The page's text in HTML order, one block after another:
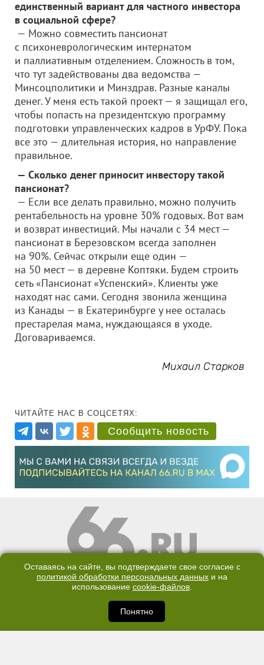
единственный вариант для частного инвестора
в социальной сфере?
— Можно совместить пансионат
с психоневрологическим интернатом
и паллиативным отделением. Сложность в том,
что тут задействованы два ведомства —
Минсоцполитики и Минздрав. Разные каналы
денег. У меня есть такой проект — я защищал его,
чтобы попасть на президентскую программу
подготовки управленческих кадров в УрФУ. Пока
все это — длительная история, но направление
правильное.
— Сколько денег приносит инвестору такой
пансионат?
— Если все делать правильно, можно получить
рентабельность на уровне 30% годовых. Вот вам
и возврат инвестиций. Мы начали с 34 мест —
пансионат в Березовском всегда заполнен
на 90%. Сейчас открыли еще один —
на 50 мест — в деревне Коптяки. Будем строить
сеть «Пансионат «Успенский». Клиенты уже
находят нас сами. Сегодня звонила женщина
из Канады — в Екатеринбурге у нее осталась
престарелая мама, нуждающаяся в уходе.
Договариваемся.
Михаил Старков
ЧИТАЙТЕ НАС В СОЦСЕТЯХ:
Сообщить новость
КОНТАКТЫ ОТДЕЛ ПРОДАЖ
ПОЛИТИКА ОБРАБОТКИ ПЕРСОНАЛЬНЫХ ДАННЫХ
Оставаясь на сайте, вы подтверждаете свое согласие с
политикой обработки персональных данных и на
использование cookie-файлов.
Понятно